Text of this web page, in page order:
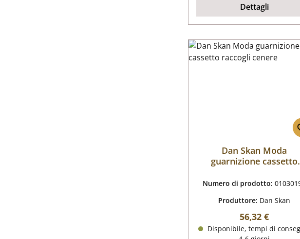
Dettagli
Dan Skan Moda
guarnizione cassetto
Numero di prodotto:
Produttore: Dan Skan
Prezzo normale:
56,32 €
Disponibile, tempi di